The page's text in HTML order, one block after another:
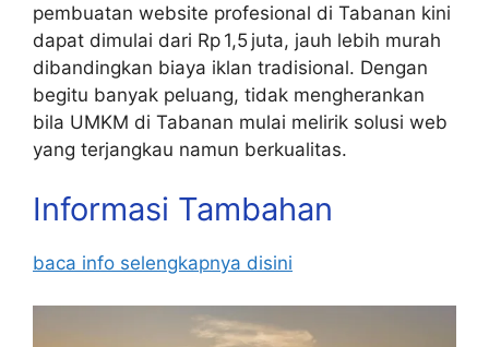
pembuatan website profesional di Tabanan kini
dapat dimulai dari Rp 1,5 juta, jauh lebih murah
dibandingkan biaya iklan tradisional. Dengan
begitu banyak peluang, tidak mengherankan
bila UMKM di Tabanan mulai melirik solusi web
yang terjangkau namun berkualitas.
Informasi Tambahan
baca info selengkapnya disini